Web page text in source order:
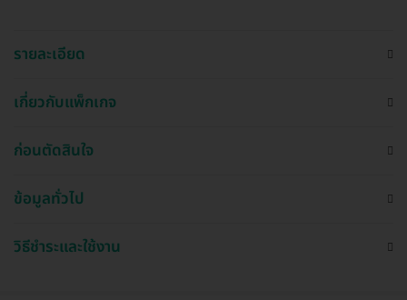
รายละเอียด
เกี่ยวกับแพ็กเกจ
ก่อนตัดสินใจ
ข้อมูลทั่วไป
วิธีชำระและใช้งาน